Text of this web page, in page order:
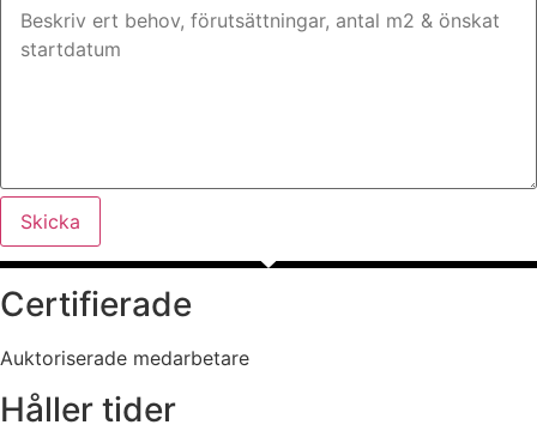
Skicka
Certifierade
Auktoriserade medarbetare
Håller tider